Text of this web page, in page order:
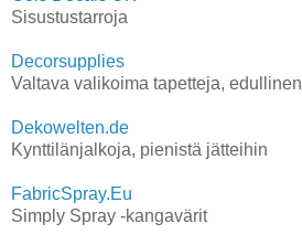
Sisustustarroja
Decorsupplies
Valtava valikoima tapetteja, edullinen
Dekowelten.de
Kynttilänjalkoja, pienistä jätteihin
FabricSpray.Eu
Simply Spray -kangavärit